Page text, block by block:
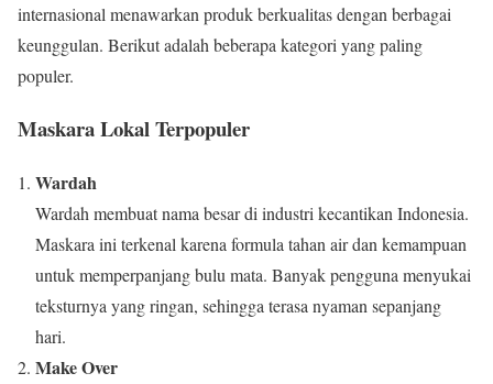
internasional menawarkan produk berkualitas dengan berbagai
keunggulan. Berikut adalah beberapa kategori yang paling
populer.
Maskara Lokal Terpopuler
Wardah
Wardah membuat nama besar di industri kecantikan Indonesia.
Maskara ini terkenal karena formula tahan air dan kemampuan
untuk memperpanjang bulu mata. Banyak pengguna menyukai
teksturnya yang ringan, sehingga terasa nyaman sepanjang
hari.
Make Over